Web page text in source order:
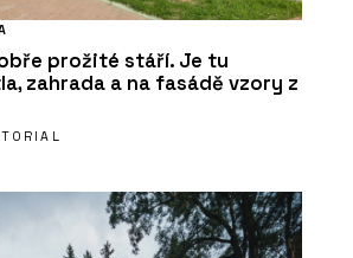
prožité stáří. Je tu
zahrada a na fasádě vzory z